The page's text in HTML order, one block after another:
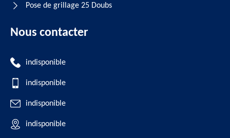
Pose de grillage 25 Doubs
Nous contacter
indisponible
indisponible
indisponible
indisponible